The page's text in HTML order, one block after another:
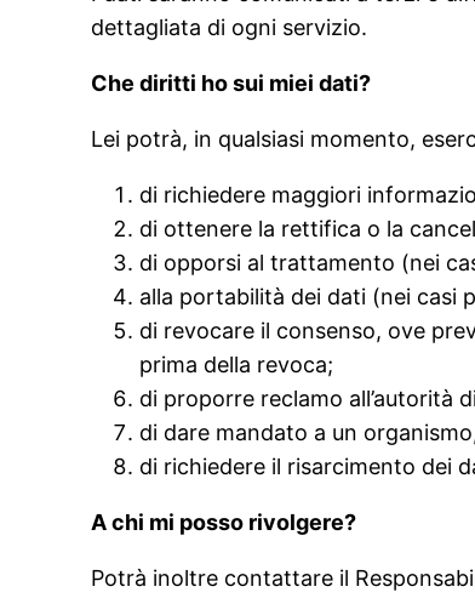
dettagliata di ogni servizio.
Che diritti ho sui miei dati?
Lei potrà, in qualsiasi momento,
di richiedere maggiori
di ottenere la rettifica o la
di opporsi al trattamento (nei
alla portabilità dei dati (nei casi
di revocare il consenso, ove
prima della revoca;
di proporre reclamo all’autorità
di dare mandato a un
di richiedere il risarcimento dei
A chi mi posso rivolgere?
Potrà inoltre contattare il